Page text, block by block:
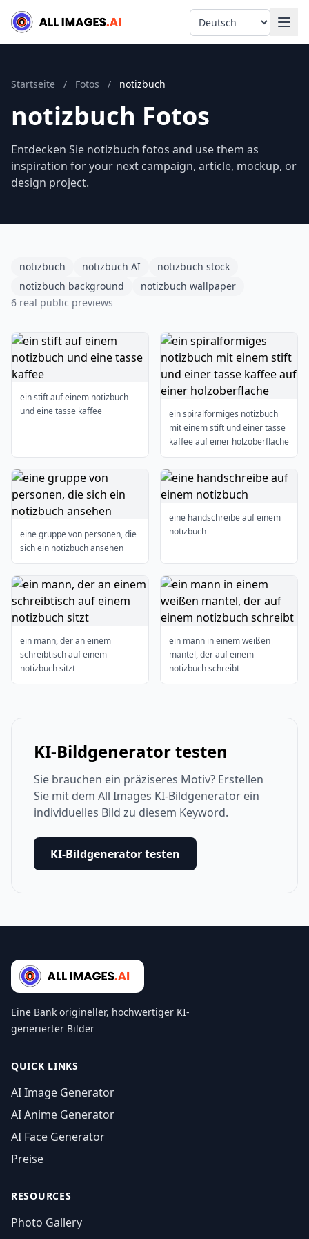
Language
Startseite / Fotos / notizbuch
notizbuch Fotos
Entdecken Sie notizbuch fotos and use them as
inspiration for your next campaign, article, mockup, or
design project.
notizbuch notizbuch AI
notizbuch stock
notizbuch background
notizbuch wallpaper
6 real public previews
ein stift auf einem notizbuch
und eine tasse kaffee
ein spiralformiges notizbuch
mit einem stift und einer tasse
kaffee auf einer holzoberflache
eine gruppe von personen, die
sich ein notizbuch ansehen
eine handschreibe auf einem
notizbuch
ein mann, der an einem
schreibtisch auf einem
notizbuch sitzt
ein mann in einem weißen
mantel, der auf einem
notizbuch schreibt
KI-Bildgenerator testen
Sie brauchen ein präziseres Motiv? Erstellen
Sie mit dem All Images KI-Bildgenerator ein
individuelles Bild zu diesem Keyword.
KI-Bildgenerator testen
Eine Bank origineller, hochwertiger KI-
generierter Bilder
QUICK LINKS
AI Image Generator
AI Anime Generator
AI Face Generator
Preise
RESOURCES
Photo Gallery